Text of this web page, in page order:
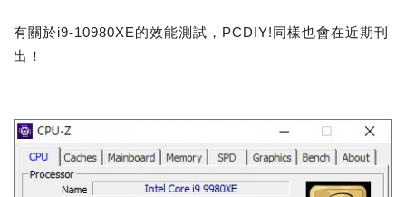
有關於i9-10980XE的效能測試，PCDIY!同樣也會在近期刊
出！